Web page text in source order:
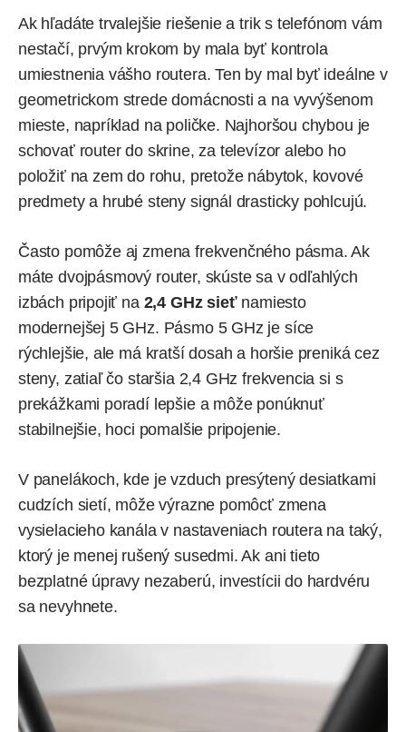
Ak hľadáte trvalejšie riešenie a trik s telefónom vám
nestačí, prvým krokom by mala byť kontrola
umiestnenia vášho routera. Ten by mal byť ideálne v
geometrickom strede domácnosti a na vyvýšenom
mieste, napríklad na poličke. Najhoršou chybou je
schovať router do skrine, za televízor alebo ho
položiť na zem do rohu, pretože nábytok, kovové
predmety a hrubé steny signál drasticky pohlcujú.
Často pomôže aj zmena frekvenčného pásma. Ak
máte dvojpásmový router, skúste sa v odľahlých
izbách pripojiť na 2,4 GHz sieťnamiesto
modernejšej 5 GHz. Pásmo 5 GHz je síce
rýchlejšie, ale má kratší dosah a horšie preniká cez
steny, zatiaľ čo staršia 2,4 GHz frekvencia si s
prekážkami poradí lepšie a môže ponúknuť
stabilnejšie, hoci pomalšie pripojenie.
V panelákoch, kde je vzduch presýtený desiatkami
cudzích sietí, môže výrazne pomôcť zmena
vysielacieho kanála v nastaveniach routera na taký,
ktorý je menej rušený susedmi. Ak ani tieto
bezplatné úpravy nezaberú, investícii do hardvéru
sa nevyhnete.